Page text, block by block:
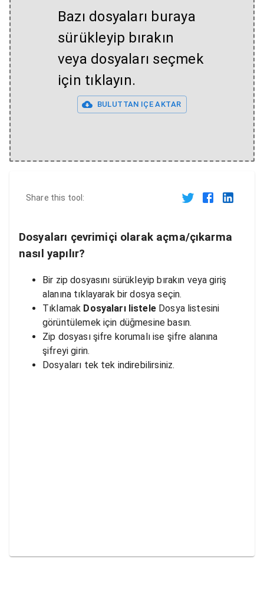
Bazı dosyaları buraya
sürükleyip bırakın
veya dosyaları seçmek
için tıklayın.
BULUTTAN IÇE AKTAR
Share this tool:
Dosyaları çevrimiçi olarak açma/çıkarma
nasıl yapılır?
Bir zip dosyasını sürükleyip bırakın veya giriş
alanına tıklayarak bir dosya seçin.
Tıklamak Dosyaları listeleDosya listesini
görüntülemek için düğmesine basın.
Zip dosyası şifre korumalı ise şifre alanına
şifreyi girin.
Dosyaları tek tek indirebilirsiniz.